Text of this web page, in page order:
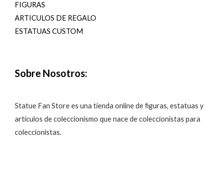
FIGURAS
ARTICULOS DE REGALO
ESTATUAS CUSTOM
Sobre Nosotros:
Statue Fan Store es una tienda online de figuras, estatuas y
artículos de coleccionismo que nace de coleccionistas para
coleccionistas.